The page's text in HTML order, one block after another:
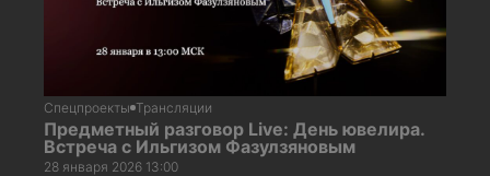
Спецпроекты Трансляции
Предметный разговор Live: День ювелира.
Встреча с Ильгизом Фазулзяновым
28 января 2026 13:00